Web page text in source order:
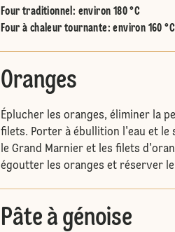
Four traditionnel : environ 180 °C
Four à chaleur tournante: environ 160 °C
Oranges
Éplucher les oranges, éliminer la
filets. Porter à ébullition l'eau et le
le Grand Marnier et les filets
égoutter les oranges et réserver
Pâte à génoise